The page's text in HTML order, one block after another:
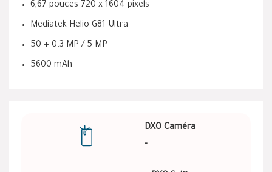
6,67 pouces 720 x 1604 pixels
Mediatek Helio G81 Ultra
50 + 0.3 MP / 5 MP
5600 mAh
DXO Caméra
-